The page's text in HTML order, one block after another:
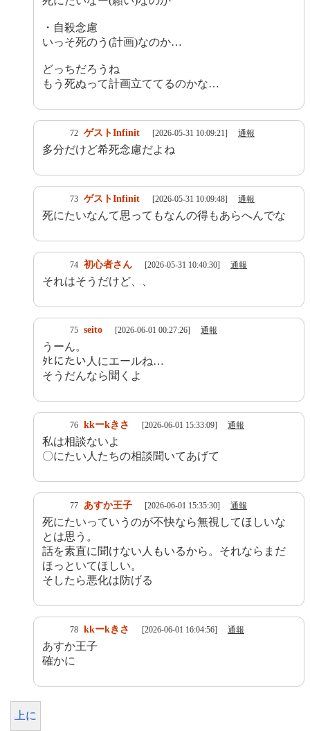
・自殺念慮
いっそ死のう(計画)なのか…
どっちだろうね
もう死ぬって計画立ててるのかな…
72 ゲストInfinit [2026-05-31 10:09:21] 通報
多分だけど希死念慮だよね
73 ゲストInfinit [2026-05-31 10:09:48] 通報
死にたいなんて思ってもなんの得もあらへんでな
74 初心者さん [2026-05-31 10:40:30] 通報
それはそうだけど、、
75 seito [2026-06-01 00:27:26] 通報
うーん。
ﾀﾋにたい人にエールね…
そうだんなら聞くよ
76 kkーkきさ [2026-06-01 15:33:09] 通報
私は相談ないよ
〇にたい人たちの相談聞いてあげて
77 あすか王子 [2026-06-01 15:35:30] 通報
死にたいっていうのが不快なら無視してほしいな
とは思う。
話を素直に聞けない人もいるから。それならまだ
ほっといてほしい。
そしたら悪化は防げる
78 kkーkきさ [2026-06-01 16:04:56] 通報
あすか王子
確かに
上に